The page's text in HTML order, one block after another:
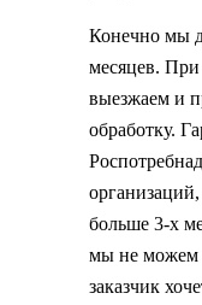
Конечно мы
месяцев.
выезжаем и
обработку.
больше 3-х
мы не можем
заказчик